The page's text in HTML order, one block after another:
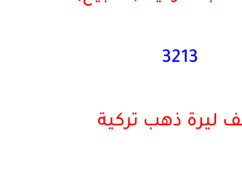
3213
ليرة ذهب تركية